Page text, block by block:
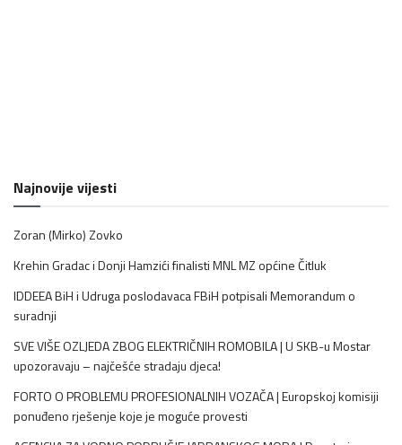
Najnovije vijesti
Zoran (Mirko) Zovko
Krehin Gradac i Donji Hamzići finalisti MNL MZ općine Čitluk
IDDEEA BiH i Udruga poslodavaca FBiH potpisali Memorandum o
suradnji
SVE VIŠE OZLJEDA ZBOG ELEKTRIČNIH ROMOBILA | U SKB-u Mostar
upozoravaju – najčešće stradaju djeca!
FORTO O PROBLEMU PROFESIONALNIH VOZAČA | Europskoj komisiji
ponuđeno rješenje koje je moguće provesti